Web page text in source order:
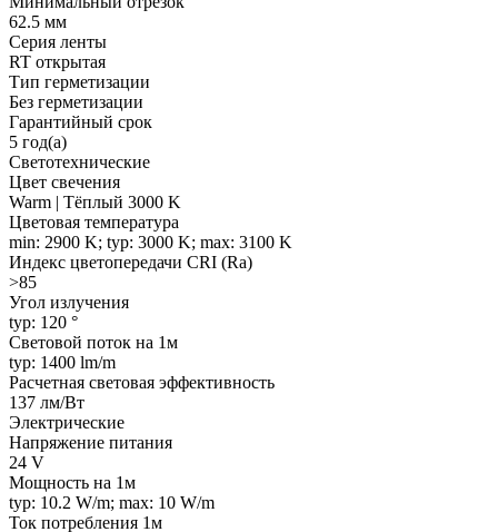
62.5 мм
Серия ленты
RT открытая
Тип герметизации
Без герметизации
Гарантийный срок
5 год(а)
Светотехнические
Цвет свечения
Warm | Тёплый 3000 K
Цветовая температура
min: 2900 K; typ: 3000 K; max: 3100 K
Индекс цветопередачи CRI (Ra)
>85
Угол излучения
typ: 120 °
Световой поток на 1м
typ: 1400 lm/m
Расчетная световая эффективность
137 лм/Вт
Электрические
Напряжение питания
24 V
Мощность на 1м
typ: 10.2 W/m; max: 10 W/m
Ток потребления 1м